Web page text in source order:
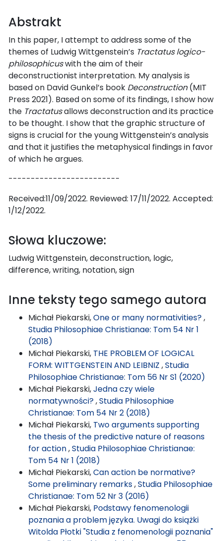
Abstrakt
In this paper, I attempt to address some of the
themes of Ludwig Wittgenstein’s Tractatus logico-
philosophicuswith the aim of their
deconstructionist interpretation. My analysis is
based on David Gunkel’s book Deconstruction(MIT
Press 2021). Based on some of its findings, I show how
the Tractatusallows deconstruction and its practice
to be thought. I show that the graphic structure of
signs is crucial for the young Wittgenstein’s analysis
and that it justifies the metaphysical findings in favor
of which he argues.
-------------------------
Received:11/09/2022. Reviewed: 17/11/2022. Accepted:
1/12/2022.
Słowa kluczowe:
Ludwig Wittgenstein, deconstruction, logic,
difference, writing, notation, sign
Inne teksty tego samego autora
Michał Piekarski,One or many normativities?,
Studia Philosophiae Christianae: Tom 54 Nr 1
(2018)
Michał Piekarski, THE PROBLEM OF LOGICAL
FORM: WITTGENSTEIN AND LEIBNIZ ,Studia
Philosophiae Christianae: Tom 56 Nr S1 (2020)
Michał Piekarski,Jedna czy wiele
normatywności?,Studia Philosophiae
Christianae: Tom 54 Nr 2 (2018)
Michał Piekarski, Two arguments supporting
the thesis of the predictive nature of reasons
for action,Studia Philosophiae Christianae:
Tom 54 Nr 1 (2018)
Michał Piekarski,Can action be normative?
Some preliminary remarks,Studia Philosophiae
Christianae: Tom 52 Nr 3 (2016)
Michał Piekarski, Podstawy fenomenologii
poznania a problem języka. Uwagi do książki
Witolda Płotki "Studia z fenomenologii poznania"